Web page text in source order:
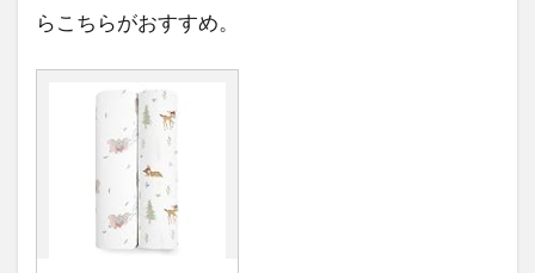
らこちらがおすすめ。